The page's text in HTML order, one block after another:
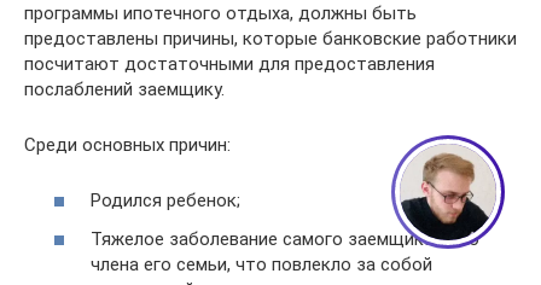
программы ипотечного отдыха, должны быть
предоставлены причины, которые банковские работники
посчитают достаточными для предоставления
послаблений заемщику.
Среди основных причин:
Родился ребенок;
Тяжелое заболевание самого заемщика либо
члена его семьи, что повлекло за собой
1
Сергей - юрист-консультант
Здравствуйте! Я дежурный юрист-
консультант сайта, Сергей Юрьевич